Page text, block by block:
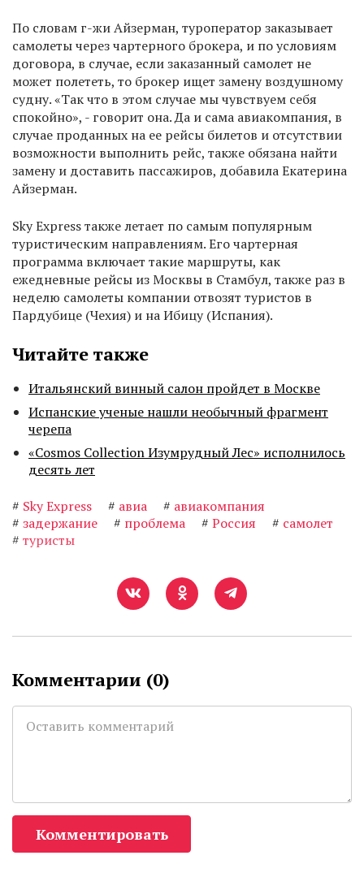
По словам г-жи Айзерман, туроператор заказывает
самолеты через чартерного брокера, и по условиям
договора, в случае, если заказанный самолет не
может полететь, то брокер ищет замену воздушному
судну. «Так что в этом случае мы чувствуем себя
спокойно», - говорит она. Да и сама авиакомпания, в
случае проданных на ее рейсы билетов и отсутствии
возможности выполнить рейс, также обязана найти
замену и доставить пассажиров, добавила Екатерина
Айзерман.
Sky Express также летает по самым популярным
туристическим направлениям. Его чартерная
программа включает такие маршруты, как
ежедневные рейсы из Москвы в Стамбул, также раз в
неделю самолеты компании отвозят туристов в
Пардубице (Чехия) и на Ибицу (Испания).
Читайте также
Итальянский винный салон пройдет в Москве
Испанские ученые нашли необычный фрагмент
черепа
«Cosmos Collection Изумрудный Лес» исполнилось
десять лет
# Sky Express # авиа # авиакомпания
# задержание # проблема # Россия # самолет
# туристы
Комментарии (0)
Комментировать